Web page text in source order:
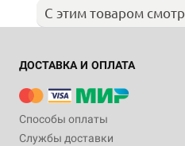
С этим товаром
ДОСТАВКА И ОПЛАТА
Способы оплаты
Службы доставки